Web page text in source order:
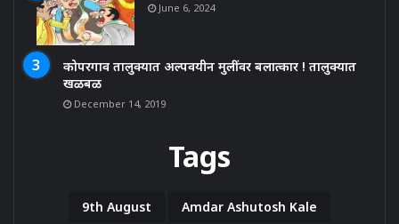
June 6, 2024
कोपरगाव तालुक्यात अल्पवयीन मुलींवर बलात्कार ! तालुक्यात
खळबळ
December 14, 2019
Tags
9th August Amdar Ashutosh Kale